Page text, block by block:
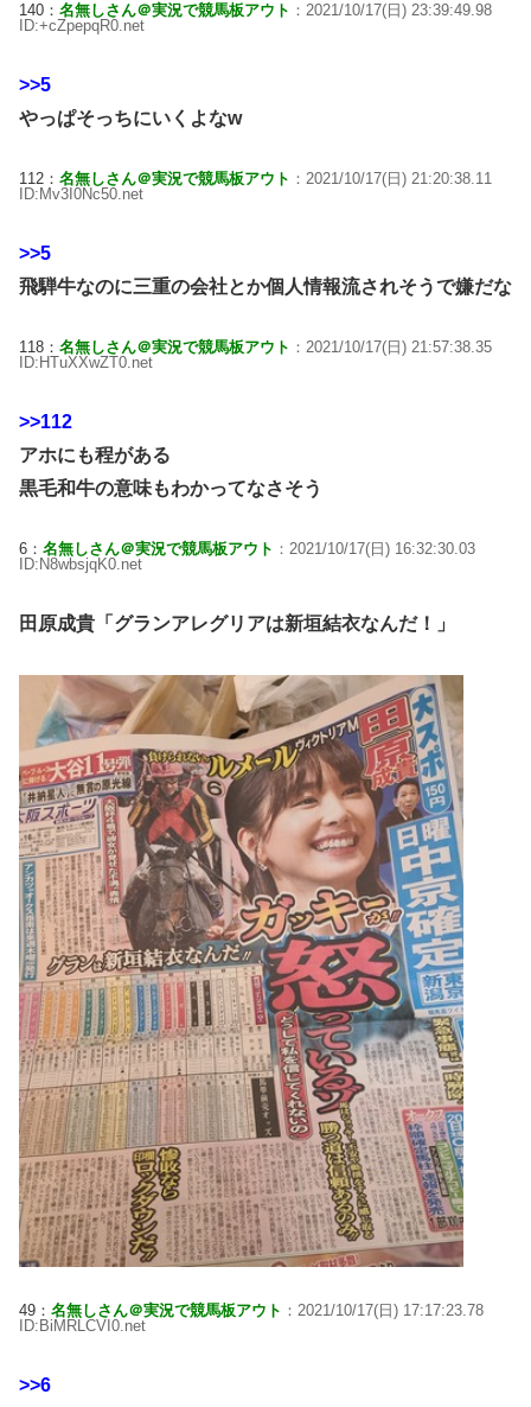
140： 名無しさん＠実況で競馬板アウト ：2021/10/17(日) 23:39:49.98
ID:+cZpepqR0.net
>>5
やっぱそっちにいくよなw
112： 名無しさん＠実況で競馬板アウト ：2021/10/17(日) 21:20:38.11
ID:Mv3I0Nc50.net
>>5
飛騨牛なのに三重の会社とか個人情報流されそうで嫌だな
118： 名無しさん＠実況で競馬板アウト ：2021/10/17(日) 21:57:38.35
ID:HTuXXwZT0.net
>>112
アホにも程がある
黒毛和牛の意味もわかってなさそう
6： 名無しさん＠実況で競馬板アウト ：2021/10/17(日) 16:32:30.03
ID:N8wbsjqK0.net
田原成貴「グランアレグリアは新垣結衣なんだ！」
49： 名無しさん＠実況で競馬板アウト ：2021/10/17(日) 17:17:23.78
ID:BiMRLCVI0.net
>>6